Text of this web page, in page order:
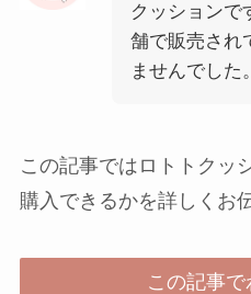
クッションで
舗で販売され
ませんでした。
この記事ではロトトクッ
購入できるかを詳しくお
この記事で